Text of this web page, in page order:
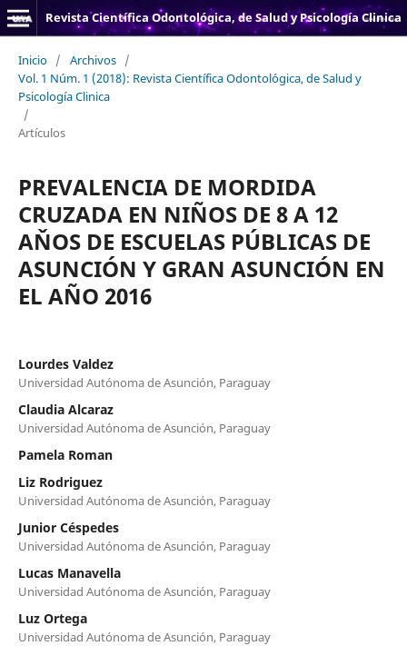
Revista Científica Odontológica, de Salud y Psicología Clinica
Inicio / Archivos /
Vol. 1 Núm. 1 (2018): Revista Científica Odontológica, de Salud y
Psicología Clinica
/
Artículos
PREVALENCIA DE MORDIDA
CRUZADA EN NIÑOS DE 8 A 12
AŇOS DE ESCUELAS PÚBLICAS DE
ASUNCIÓN Y GRAN ASUNCIÓN EN
EL AÑO 2016
Lourdes Valdez
Universidad Autónoma de Asunción, Paraguay
Claudia Alcaraz
Universidad Autónoma de Asunción, Paraguay
Pamela Roman
Liz Rodriguez
Universidad Autónoma de Asunción, Paraguay
Junior Céspedes
Universidad Autónoma de Asunción, Paraguay
Lucas Manavella
Universidad Autónoma de Asunción, Paraguay
Luz Ortega
Universidad Autónoma de Asunción, Paraguay